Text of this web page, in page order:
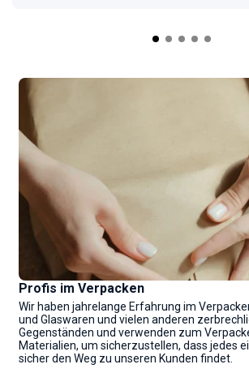
Profis im Verpacken
Wir haben jahrelange Erfahrung im
und Glaswaren und vielen anderen
Gegenständen und verwenden zum
Materialien, um sicherzustellen, dass jedes
sicher den Weg zu unseren Kunden findet.